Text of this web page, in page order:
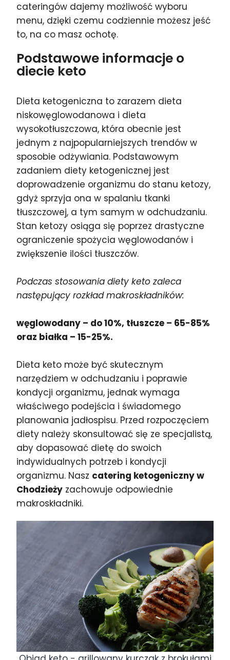
cateringów dajemy możliwość wyboru
menu, dzięki czemu codziennie możesz jeść
to, na co masz ochotę.
Podstawowe informacje o
diecie keto
Dieta ketogeniczna to zarazem dieta
niskowęglowodanowa i dieta
wysokotłuszczowa, która obecnie jest
jednym z najpopularniejszych trendów w
sposobie odżywiania. Podstawowym
zadaniem diety ketogenicznej jest
doprowadzenie organizmu do stanu ketozy,
gdyż sprzyja ona w spalaniu tkanki
tłuszczowej, a tym samym w odchudzaniu.
Stan ketozy osiąga się poprzez drastyczne
ograniczenie spożycia węglowodanów i
zwiększenie ilości tłuszczów.
Podczas stosowania diety keto zaleca
następujący rozkład makroskładników:
węglowodany – do 10%, tłuszcze – 65-85%
oraz białka – 15-25%.
Dieta keto może być skutecznym
narzędziem w odchudzaniu i poprawie
kondycji organizmu, jednak wymaga
właściwego podejścia i świadomego
planowania jadłospisu. Przed rozpoczęciem
diety należy skonsultować się ze specjalistą,
aby dopasować dietę do swoich
indywidualnych potrzeb i kondycji
organizmu. Nasz catering ketogeniczny w
Chodzieży zachowuje odpowiednie
makroskładniki.